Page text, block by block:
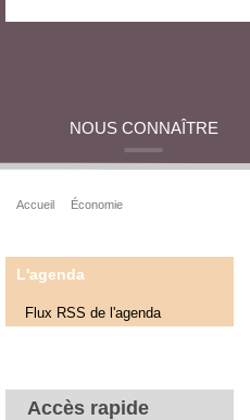
NOUS CONNAÎTRE
Accueil Économie
L'agenda
Flux RSS de l'agenda
Accès rapide